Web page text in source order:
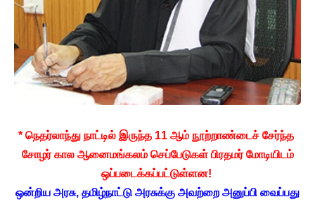
* நெதர்லாந்து நாட்டில் இருந்த 11 ஆம் நூற்றாண்டைச் சேர்ந்த
சோழர் கால ஆனைமங்கலம் செப்பேடுகள் பிரதமர் மோடியிடம்
ஒப்படைக்கப்பட்டுள்ளன!
ஒன்றிய அரசு, தமிழ்நாட்டு அரசுக்கு அவற்றை அனுப்பி வைப்பது